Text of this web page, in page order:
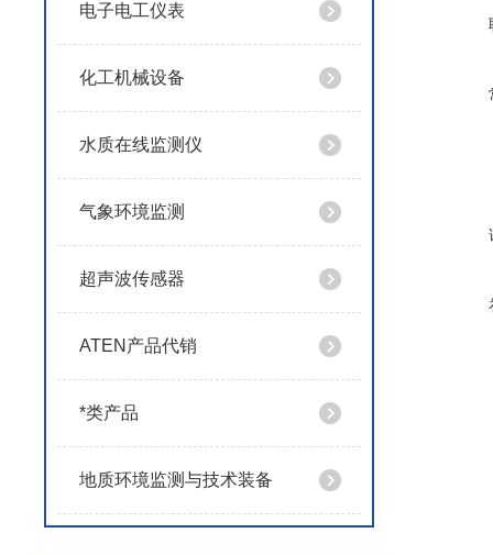
电子电工仪表
化工机械设备
水质在线监测仪
气象环境监测
超声波传感器
ATEN产品代销
*类产品
地质环境监测与技术装备